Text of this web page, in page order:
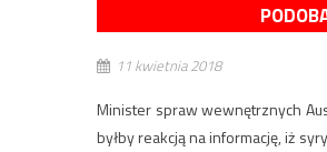
11 kwietnia 2018
Minister spraw wewnętrznych
byłby reakcją na informację, iż